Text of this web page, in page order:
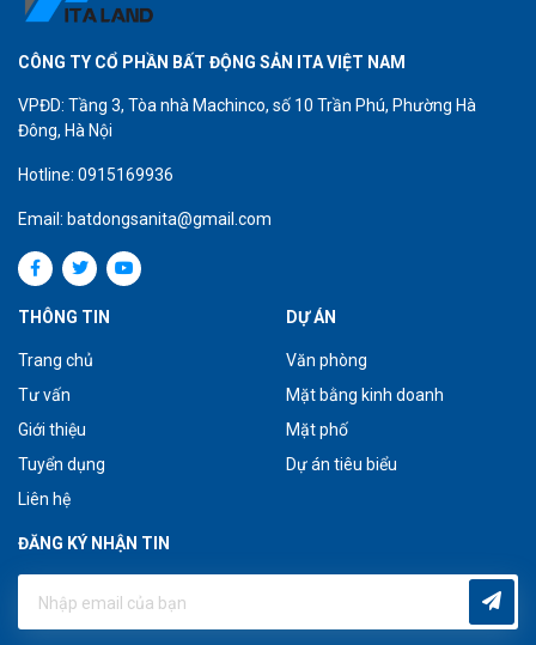
CÔNG TY CỔ PHẦN BẤT ĐỘNG SẢN ITA VIỆT NAM
VPĐD: Tầng 3, Tòa nhà Machinco, số 10 Trần Phú, Phường Hà
Đông, Hà Nội
Hotline: 0915169936
Email: batdongsanita@gmail.com
THÔNG TIN
Trang chủ
Tư vấn
Giới thiệu
Tuyển dụng
Liên hệ
DỰ ÁN
Văn phòng
Mặt bằng kinh doanh
Mặt phố
Dự án tiêu biểu
ĐĂNG KÝ NHẬN TIN